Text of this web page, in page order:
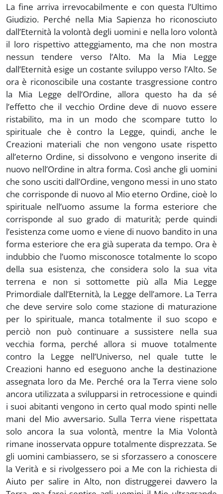
La fine arriva irrevocabilmente e con questa l’Ultimo
Giudizio. Perché nella Mia Sapienza ho riconosciuto
dall’Eternità la volontà degli uomini e nella loro volontà
il loro rispettivo atteggiamento, ma che non mostra
nessun tendere verso l’Alto. Ma la Mia Legge
dall’Eternità esige un costante sviluppo verso l’Alto. Se
ora è riconoscibile una costante trasgressione contro
la Mia Legge dell’Ordine, allora questo ha da sé
l’effetto che il vecchio Ordine deve di nuovo essere
ristabilito, ma in un modo che scompare tutto lo
spirituale che è contro la Legge, quindi, anche le
Creazioni materiali che non vengono usate rispetto
all’eterno Ordine, si dissolvono e vengono inserite di
nuovo nell’Ordine in altra forma. Così anche gli uomini
che sono usciti dall’Ordine, vengono messi in uno stato
che corrisponde di nuovo al Mio eterno Ordine, cioè lo
spirituale nell’uomo assume la forma esteriore che
corrisponde al suo grado di maturità; perde quindi
l’esistenza come uomo e viene di nuovo bandito in una
forma esteriore che era già superata da tempo. Ora è
indubbio che l’uomo misconosce totalmente lo scopo
della sua esistenza, che considera solo la sua vita
terrena e non si sottomette più alla Mia Legge
Primordiale dall’Eternità, la Legge dell’amore. La Terra
che deve servire solo come stazione di maturazione
per lo spirituale, manca totalmente il suo scopo e
perciò non può continuare a sussistere nella sua
vecchia forma, perché allora si muove totalmente
contro la Legge nell’Universo, nel quale tutte le
Creazioni hanno ed eseguono anche la destinazione
assegnata loro da Me. Perché ora la Terra viene solo
ancora utilizzata a svilupparsi in retrocessione e quindi
i suoi abitanti vengono in certo qual modo spinti nelle
mani del Mio avversario. Sulla Terra viene rispettata
solo ancora la sua volontà, mentre la Mia Volontà
rimane inosservata oppure totalmente disprezzata. Se
gli uomini cambiassero, se si sforzassero a conoscere
la Verità e si rivolgessero poi a Me con la richiesta di
Aiuto per salire in Alto, non distruggerei davvero la